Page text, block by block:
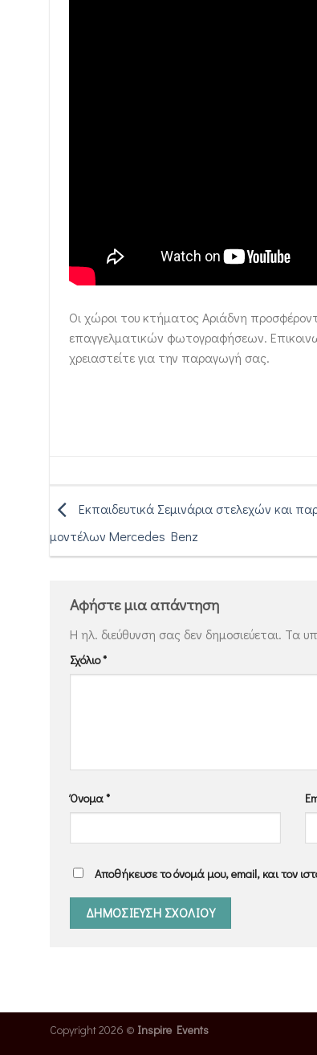
Οι χώροι του κτήματος Αριάδνη
επαγγελματικών φωτογραφήσεων.
χρειαστείτε για την παραγωγή σας.
Εκπαιδευτικά Σεμινάρια στελεχών και
μοντέλων Mercedes Benz
Αφήστε μια απάντηση
Η ηλ. διεύθυνση σας δεν δημοσιεύεται. Τα
Σχόλιο*
Όνομα*
Αποθήκευσε το όνομά μου, email, και τον
Copyright 2026 © Inspire Events